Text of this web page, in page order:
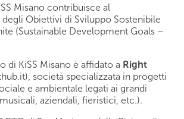
Misano contribuisce al
Obiettivi di Sviluppo Sostenibile
(Sustainable Development Goals –
di KiSS Misano è affidato a Right
società specializzata in progetti
e ambientale legati ai grandi
aziendali, fieristici, etc.).